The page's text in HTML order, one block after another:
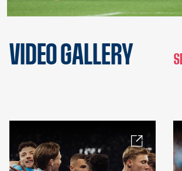
VIDEO GALLERY